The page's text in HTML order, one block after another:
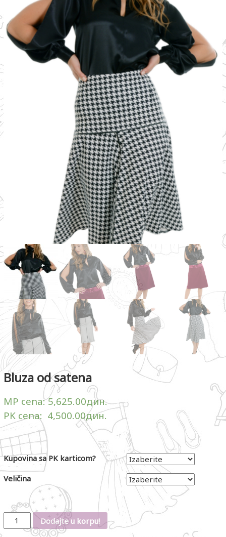
Bluza od satena
MP cena:5,625.00дин.
PK cena: 4,500.00дин.
Kupovina sa PK karticom?
Veličina
Količina Dodajte u korpu!